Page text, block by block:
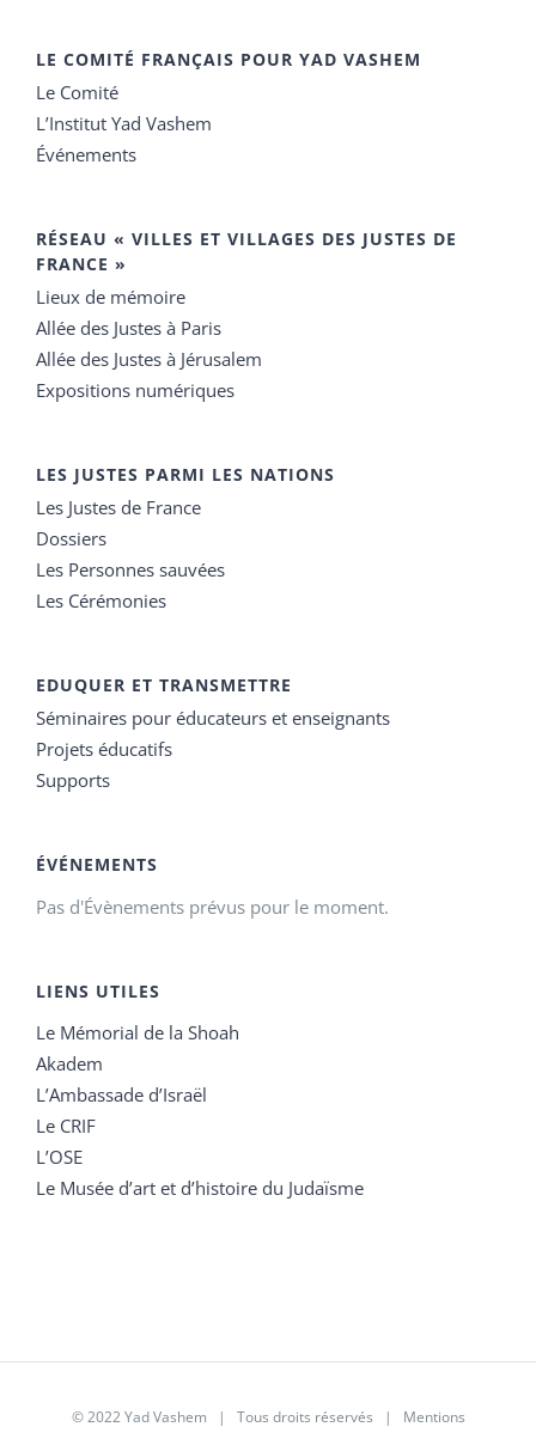
LE COMITÉ FRANÇAIS POUR YAD VASHEM
Le Comité
L’Institut Yad Vashem
Événements
RÉSEAU « VILLES ET VILLAGES DES JUSTES DE
FRANCE »
Lieux de mémoire
Allée des Justes à Paris
Allée des Justes à Jérusalem
Expositions numériques
LES JUSTES PARMI LES NATIONS
Les Justes de France
Dossiers
Les Personnes sauvées
Les Cérémonies
EDUQUER ET TRANSMETTRE
Séminaires pour éducateurs et enseignants
Projets éducatifs
Supports
ÉVÉNEMENTS
Pas d'Évènements prévus pour le moment.
LIENS UTILES
Le Mémorial de la Shoah
Akadem
L’Ambassade d’Israël
Le CRIF
L’OSE
Le Musée d’art et d’histoire du Judaïsme
© 2022 Yad Vashem | Tous droits réservés | Mentions